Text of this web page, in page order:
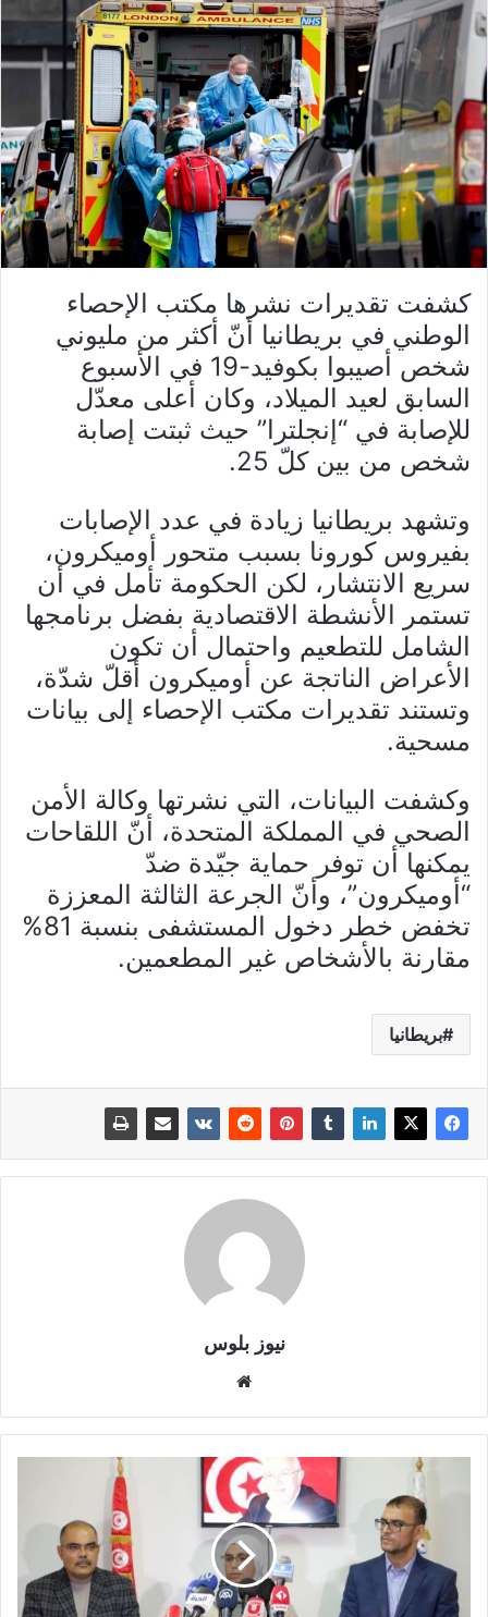
كشفت تقديرات نشرها مكتب الإحصاء
الوطني في بريطانيا أنّ أكثر من مليوني
شخص أصيبوا بكوفيد-19 في الأسبوع
السابق لعيد الميلاد، وكان أعلى معدّل
للإصابة في “إنجلترا” حيث ثبتت إصابة
شخص من بين كلّ 25.
وتشهد بريطانيا زيادة في عدد الإصابات
بفيروس كورونا بسبب متحور أوميكرون،
سريع الانتشار، لكن الحكومة تأمل في أن
تستمر الأنشطة الاقتصادية بفضل برنامجها
الشامل للتطعيم واحتمال أن تكون
الأعراض الناتجة عن أوميكرون أقلّ شدّة،
وتستند تقديرات مكتب الإحصاء إلى بيانات
مسحية.
وكشفت البيانات، التي نشرتها وكالة الأمن
الصحي في المملكة المتحدة، أنّ اللقاحات
يمكنها أن توفر حماية جيّدة ضدّ
“أوميكرون”، وأنّ الجرعة الثالثة المعززة
تخفض خطر دخول المستشفى بنسبة 81%
مقارنة بالأشخاص غير المطعمين.
بريطانيا
نيوز بلوس